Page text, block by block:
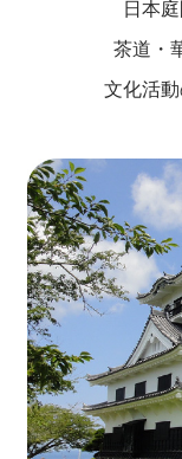
日本
茶道・
文化活